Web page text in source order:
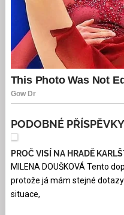
PODOBNÉ PŘÍSPĚVKY
PROČ VISÍ NA HRADĚ
MILENA DOUŠKOVÁ Tento
protože já mám stejné
situace,